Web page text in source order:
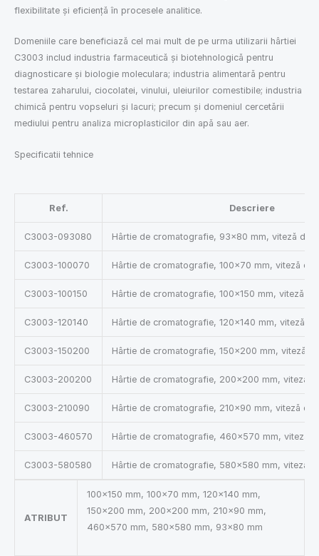
flexibilitate și eficiență în procesele analitice.
Domeniile care beneficiază cel mai mult de pe urma utilizarii hârtiei
C3003 includ industria farmaceutică și biotehnologică pentru
diagnosticare și biologie moleculara; industria alimentarǎ pentru
testarea zaharului, ciocolatei, vinului, uleiurilor comestibile; industria
chimicǎ pentru vopseluri și lacuri; precum și domeniul cercetǎrii
mediului pentru analiza microplasticilor din apǎ sau aer.
Specificatii tehnice
Ref. Descriere
C3003-093080 Hârtie de cromatografie, 93×80 mm, viteză de
C3003-100070 Hârtie de cromatografie, 100×70 mm, viteză de
C3003-100150 Hârtie de cromatografie, 100×150 mm, viteză
C3003-120140 Hârtie de cromatografie, 120×140 mm, viteză
C3003-150200 Hârtie de cromatografie, 150×200 mm, viteză
C3003-200200 Hârtie de cromatografie, 200×200 mm, viteză
C3003-210090 Hârtie de cromatografie, 210×90 mm, viteză de
C3003-460570 Hârtie de cromatografie, 460×570 mm, viteză
C3003-580580 Hârtie de cromatografie, 580×580 mm, viteză
ATRIBUT
100×150 mm, 100×70 mm, 120×140 mm,
150×200 mm, 200×200 mm, 210×90 mm,
460×570 mm, 580×580 mm, 93×80 mm